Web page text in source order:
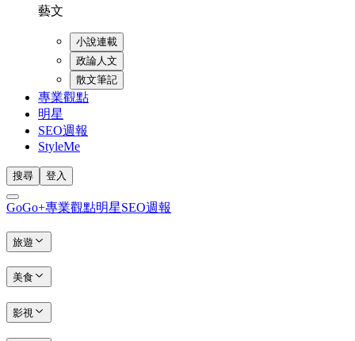
藝文
小說連載
政論人文
散文筆記
專業觀點
明星
SEO週報
StyleMe
搜尋 登入
GoGo+專業觀點明星SEO週報
旅遊
美食
影視